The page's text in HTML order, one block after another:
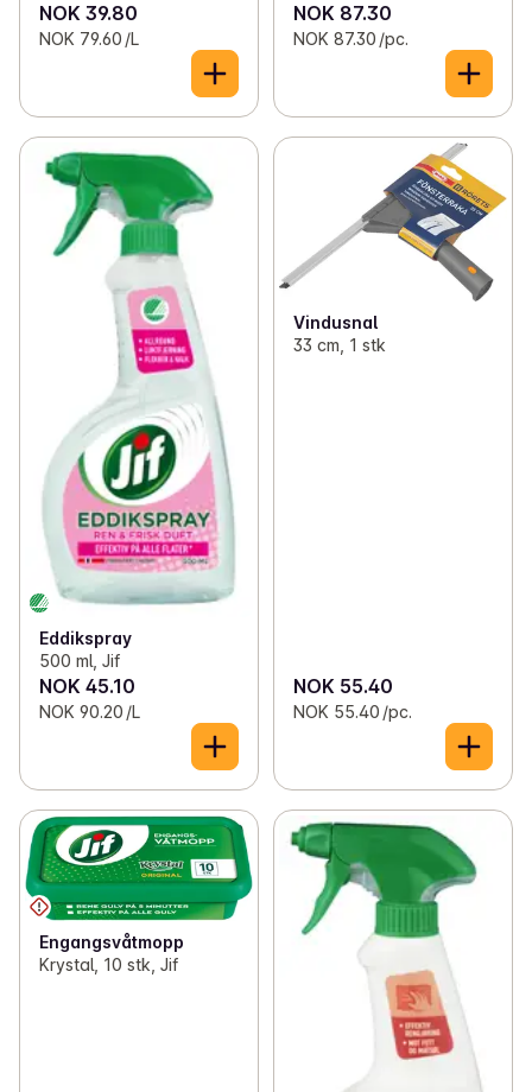
NOK 39.80
NOK 79.60 /L
NOK 87.30
NOK 87.30 /pc.
Eddikspray
500 ml, Jif
NOK 45.10
NOK 90.20 /L
Vindusnal
33 cm, 1 stk
NOK 55.40
NOK 55.40 /pc.
Engangsvåtmopp
Krystal, 10 stk, Jif